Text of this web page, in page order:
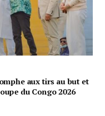
aux tirs au but et
du Congo 2026